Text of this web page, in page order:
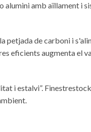
amb aïllament i
petjada de carboni i
eficients augmenta el
i estalvi”.